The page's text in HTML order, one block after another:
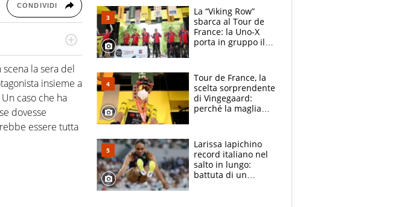
CONDIVIDI
lo sport
sono opinioni
la sera del
insieme a
caso che ha
dovesse
essere tutta
mirino
La “Viking Row”
sbarca al Tour de
France: la Uno-X
porta in gruppo il
compagni
Tour de France, la
scelta sorprendente
di Vingegaard:
perché la maglia
rischio da evitare
Larissa Iapichino
record italiano nel
salto in lungo:
battuta di un